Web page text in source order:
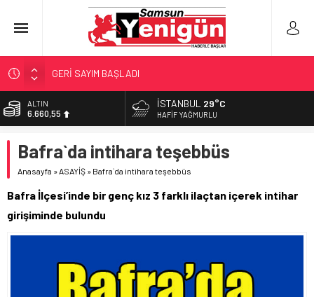
GERİ SAYIM BAŞLADI
SAMSUNSPOR’DA HEDEF 5’İNCİLİK!
‘BAFRA’YA YATIRIM YAPIN!’
YÖNETİCİ SEÇERKEN YAPILAN EN BÜYÜK HATALAR
ALTIN
6.660,55
13.779,39
DOLAR
55,1881
İSTANBUL 29°C
HAFIF YAĞMURLU
Bafra`da intihara teşebbüs
Anasayfa »ASAYİŞ » Bafra`da intihara teşebbüs
Bafra İlçesi’inde bir genç kız 3 farklı ilaçtan içerek intihar
girişiminde bulundu